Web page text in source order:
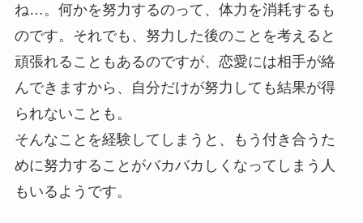
ね…。何かを努力するのって、体力を消耗するも
のです。それでも、努力した後のことを考えると
頑張れることもあるのですが、恋愛には相手が絡
んできますから、自分だけが努力しても結果が得
られないことも。
そんなことを経験してしまうと、もう付き合うた
めに努力することがバカバカしくなってしまう人
もいるようです。